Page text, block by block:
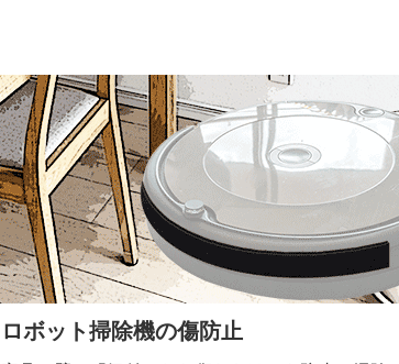
ロボット掃除機の傷防止